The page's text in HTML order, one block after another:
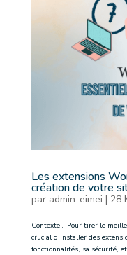
Les extensions
création de votre
par admin-eimei | 28
Contexte… Pour tirer le
crucial d’installer des
fonctionnalités, sa sécurité,